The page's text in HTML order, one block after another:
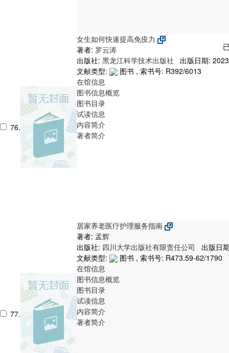
76.
女生如何快速提高免疫力
著者: 罗云涛
出版社: 黑龙江科学技术出版社
出版日期: 2023
文献类型:
图书 , 索书号: R392/6013
在馆信息
图书信息概览
图书目录
试读信息
内容简介
著者简介
77.
居家养老医疗护理服务指南
著者: 孟辉
出版社: 四川大学出版社有限责任公司
出版日
文献类型:
图书 , 索书号: R473.59-62/1790
在馆信息
图书信息概览
图书目录
试读信息
内容简介
著者简介